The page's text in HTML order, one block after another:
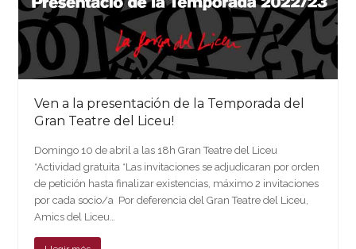
Ven a la presentación de la Temporada del
Gran Teatre del Liceu!
Domingo 10 de abril a las 18h Gran Teatre del Liceu
*Actividad gratuita *Las invitaciones se adjudicaran por orden
de petición hasta finalizar existencias, máximo 2 invitaciones
por cada socio/a Por deferencia del Gran Teatre del Liceu,
Amics del Liceu…